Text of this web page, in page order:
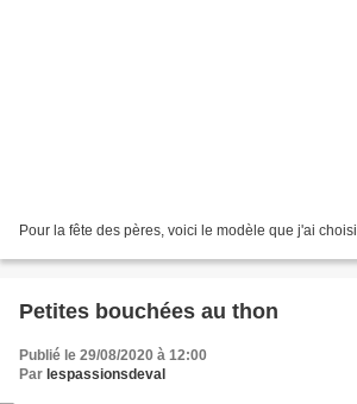
Pour la fête des pères, voici le modèle que j'ai choisi
Petites bouchées au thon
Publié le 29/08/2020 à 12:00
Par lespassionsdeval